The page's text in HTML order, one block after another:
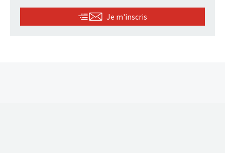
Je m'inscris